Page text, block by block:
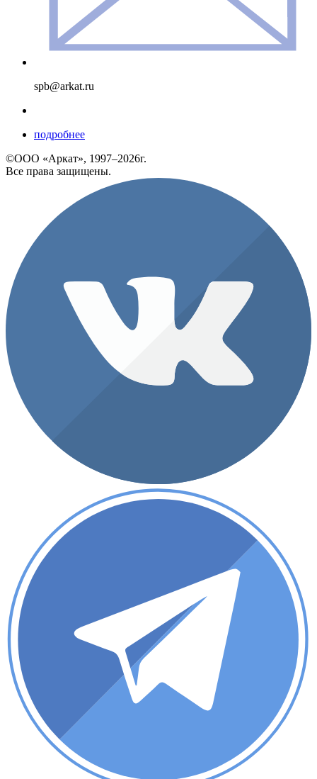
spb@arkat.ru
подробнее
©ООО «Аркат», 1997–2026г.
Все права защищены.